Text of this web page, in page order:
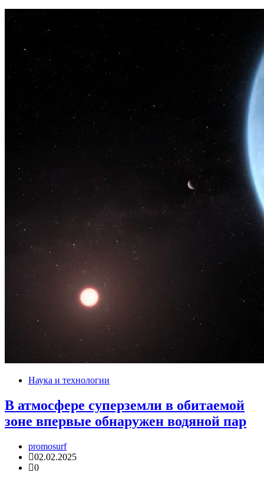
Наука и технологии
В атмосфере суперземли в обитаемой
зоне впервые обнаружен водяной пар
promosurf
02.02.2025
0